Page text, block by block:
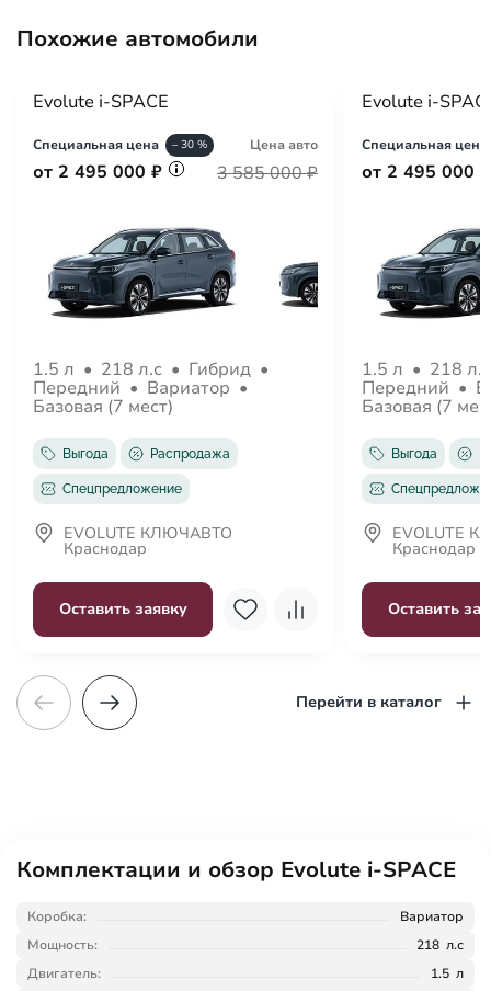
ЭРА-ГЛОНАСС
Обогрев зеркал
Обогрев форсунок стеклоомывателей
Электрорегулировка зеркал
Защита от угона
Центральный замок
Иммобилайзер
Отделка кожей рулевого колеса
Обогрев рулевого колеса
Вентиляция передних сидений
Вентиляция задних сидений
Панорамная крыша
Декоративная подсветка салона
Передний центральный подлокотник
Третий ряд сидений
Функция складывания спинки сиденья пассажира
Похожие автомобили
Evolute i-SPACE
Специальная цена – 30 %
от 2 495 000 ₽
Цена авто
3 585 000 ₽
1.5 л • 218 л.с • Гибрид •
Передний • Вариатор •
Базовая (7 мест)
Выгода Распродажа
Спецпредложение
Оставить заявку
EVOLUTE КЛЮЧАВТО
Краснодар
Evolute i-
Специальная цена
от 2 495 000
1.5 л • 218
Передний •
Базовая (7
Выгода
Оставить
EVOLUTE
Краснодар
Перейти в каталог
Комплектации и обзор Evolute i-SPACE
Коробка:
Вариатор
Мощность:
218 л.с
Двигатель:
1.5 л